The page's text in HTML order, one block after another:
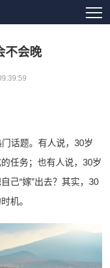
不会晚
话题。有人说，30岁
任务；也有人说，30岁
己“嫁”出去？其实，30
机。